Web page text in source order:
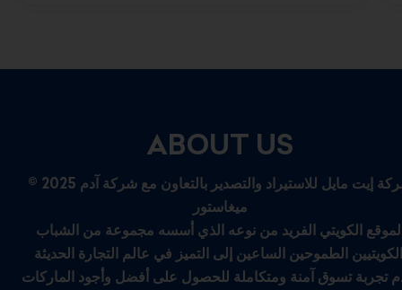
ABOUT US
© 2025 شركة إيت مايل للاستيراد والتصدير بالتعاون مع شركة آدم
ميغاستور
الكويتي الفريد من نوعه الذي أسسه مجموعة من الشباب
تجربة تسوق آمنة ومتكاملة للحصول على أفضل وأجود الماركات